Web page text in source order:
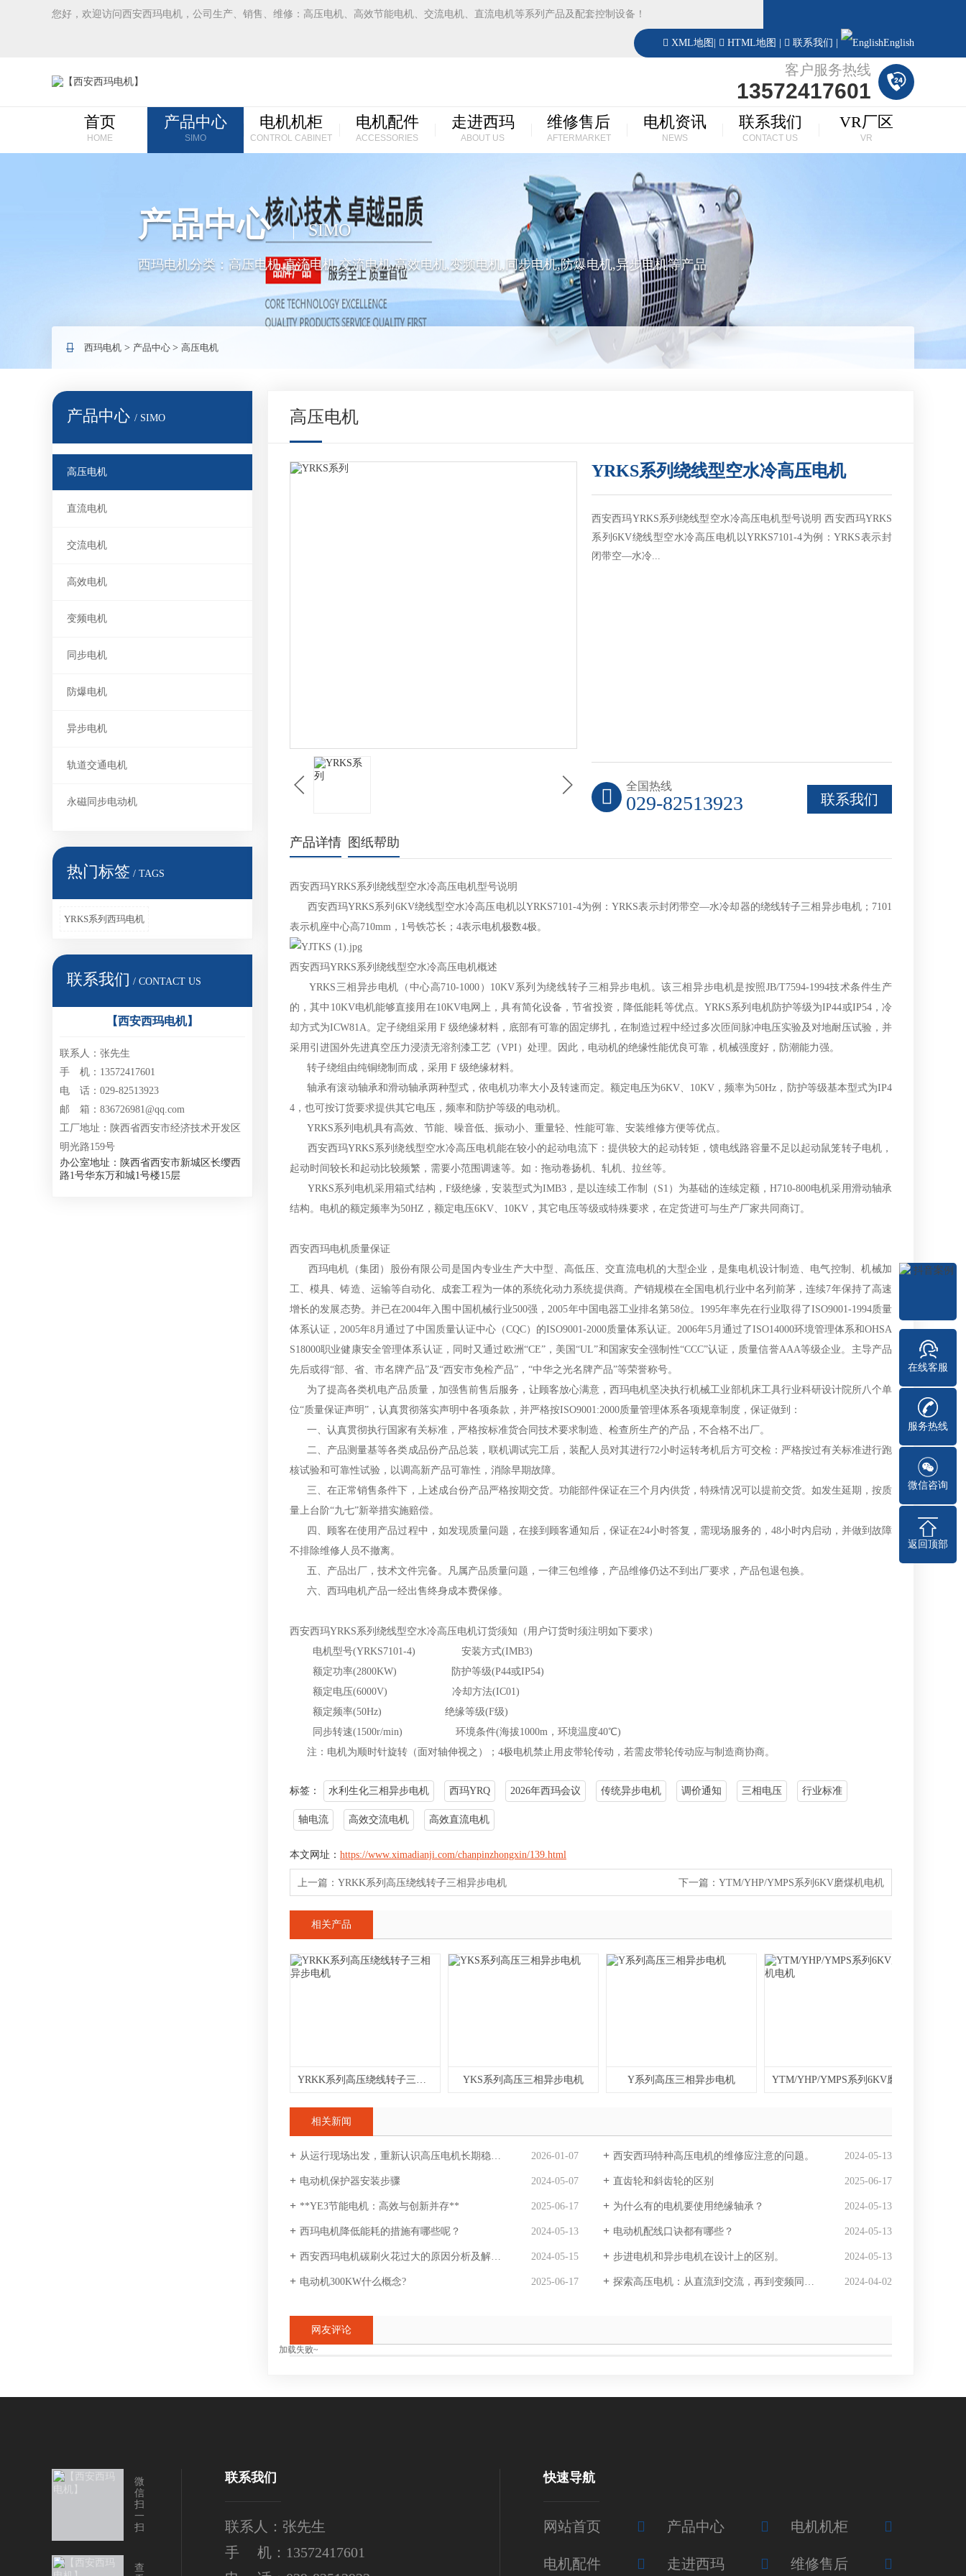
您好，欢迎访问西安西玛电机，公司生产、销售、维修：高压电机、高效节能电机、交流电机、直流电机等系列产品及配套控制设备！
XML地图 HTML地图 联系我们 English
客户服务热线
13572417601
首页
HOME
产品中心
SIMO
电机机柜
CONTROL CABINET
电机配件
ACCESSORIES
走进西玛
ABOUT US
维修售后
AFTERMARKET
电机资讯
NEWS
联系我们
CONTACT US
VR厂区
VR
产品中心 SIMO
西玛电机分类：高压电机,直流电机,交流电机,高效电机,变频电机,同步电机,防爆电机,异步电机等产品
西玛电机 > 产品中心 > 高压电机
产品中心 / SIMO
高压电机
直流电机
交流电机
高效电机
变频电机
同步电机
防爆电机
异步电机
轨道交通电机
永磁同步电动机
热门标签 / TAGS
YRKS系列西玛电机
联系我们 / CONTACT US
【西安西玛电机】
联系人：张先生
手 机：13572417601
电 话：029-82513923
邮 箱：836726981@qq.com
工厂地址：陕西省西安市经济技术开发区
明光路159号
办公室地址：陕西省西安市新城区长缨西
路1号华东万和城1号楼15层
高压电机
YRKS系列绕线型空水冷高压电机
西安西玛YRKS系列绕线型空水冷高压电机型号说明 西安西玛YRKS
系列6KV绕线型空水冷高压电机以YRKS7101-4为例：YRKS表示封
闭带空—水冷...
联系我们
全国热线
029-82513923
产品详情 图纸帮助
西安西玛YRKS系列绕线型空水冷高压电机型号说明
西安西玛YRKS系列6KV绕线型空水冷高压电机以YRKS7101-4为例：YRKS表示封闭带空—水冷却器的绕线转子三相异步电机；7101
表示机座中心高710mm，1号铁芯长；4表示电机极数4极。
西安西玛YRKS系列绕线型空水冷高压电机概述
YRKS三相异步电机（中心高710-1000）10KV系列为绕线转子三相异步电机。该三相异步电机是按照JB/T7594-1994技术条件生产
的，其中10KV电机能够直接用在10KV电网上，具有简化设备，节省投资，降低能耗等优点。YRKS系列电机防护等级为IP44或IP54，冷
却方式为ICW81A。定子绕组采用 F 级绝缘材料，底部有可靠的固定绑扎，在制造过程中经过多次匝间脉冲电压实验及对地耐压试验，并
采用引进国外先进真空压力浸渍无溶剂漆工艺（VPI）处理。因此，电动机的绝缘性能优良可靠，机械强度好，防潮能力强。
转子绕组由纯铜绕制而成，采用 F 级绝缘材料。
轴承有滚动轴承和滑动轴承两种型式，依电机功率大小及转速而定。额定电压为6KV、10KV，频率为50Hz，防护等级基本型式为IP4
4，也可按订货要求提供其它电压，频率和防护等级的电动机。
YRKS系列电机具有高效、节能、噪音低、振动小、重量轻、性能可靠、安装维修方便等优点。
西安西玛YRKS系列绕线型空水冷高压电机能在较小的起动电流下：提供较大的起动转矩，馈电线路容量不足以起动鼠笼转子电机，
起动时间较长和起动比较频繁，需要小范围调速等。如：拖动卷扬机、轧机、拉丝等。
YRKS系列电机采用箱式结构，F级绝缘，安装型式为IMB3，是以连续工作制（S1）为基础的连续定额，H710-800电机采用滑动轴承
结构。电机的额定频率为50HZ，额定电压6KV、10KV，其它电压等级或特殊要求，在定货进可与生产厂家共同商订。
西安西玛电机质量保证
西玛电机（集团）股份有限公司是国内专业生产大中型、高低压、交直流电机的大型企业，是集电机设计制造、电气控制、机械加
工、模具、铸造、运输等自动化、成套工程为一体的系统化动力系统提供商。产销规模在全国电机行业中名列前茅，连续7年保持了高速
增长的发展态势。并已在2004年入围中国机械行业500强，2005年中国电器工业排名第58位。1995年率先在行业取得了ISO9001-1994质量
体系认证，2005年8月通过了中国质量认证中心（CQC）的ISO9001-2000质量体系认证。2006年5月通过了ISO14000环境管理体系和OHSA
S18000职业健康安全管理体系认证，同时又通过欧洲“CE”，美国“UL”和国家安全强制性“CCC”认证，质量信誉AAA等级企业。主导产品
先后或得“部、省、市名牌产品”及“西安市免检产品”，“中华之光名牌产品”等荣誉称号。
为了提高各类机电产品质量，加强售前售后服务，让顾客放心满意，西玛电机坚决执行机械工业部机床工具行业科研设计院所八个单
位“质量保证声明”，认真贯彻落实声明中各项条款，并严格按ISO9001:2000质量管理体系各项规章制度，保证做到：
一、认真贯彻执行国家有关标准，严格按标准货合同技术要求制造、检查所生产的产品，不合格不出厂。
二、产品测量基等各类成品份产品总装，联机调试完工后，装配人员对其进行72小时运转考机后方可交检：严格按过有关标准进行跑
核试验和可靠性试验，以调高新产品可靠性，消除早期故障。
三、在正常销售条件下，上述成台份产品严格按期交货。功能部件保证在三个月内供货，特殊情况可以提前交货。如发生延期，按质
量上台阶“九七”新举措实施赔偿。
四、顾客在使用产品过程中，如发现质量问题，在接到顾客通知后，保证在24小时答复，需现场服务的，48小时内启动，并做到故障
不排除维修人员不撤离。
五、产品出厂，技术文件完备。凡属产品质量问题，一律三包维修，产品维修仍达不到出厂要求，产品包退包换。
六、西玛电机产品一经出售终身成本费保修。
西安西玛YRKS系列绕线型空水冷高压电机订货须知（用户订货时须注明如下要求）
电机型号(YRKS7101-4) 安装方式(IMB3)
额定功率(2800KW) 防护等级(P44或IP54)
额定电压(6000V) 冷却方法(IC01)
额定频率(50Hz) 绝缘等级(F级)
同步转速(1500r/min) 环境条件(海拔1000m，环境温度40℃)
注： 电机为顺时针旋转（面对轴伸视之）；4极电机禁止用皮带轮传动，若需皮带轮传动应与制造商协商。
标签： 水利生化三相异步电机 西玛YRQ 2026年西玛会议 传统异步电机 调价通知 三相电压 行业标准
轴电流 高效交流电机 高效直流电机
本文网址： https://www.ximadianji.com/chanpinzhongxin/139.html
上一篇： YRKK系列高压绕线转子三相异步电机 下一篇： YTM/YHP/YMPS系列6KV磨煤机电机
相关产品
YRKK系列高压绕线转子三相异步电机 YKS系列高压三相异步电机 Y系列高压三相异步电机
相关新闻
从运行现场出发，重新认识高压电机长期稳定运行的关键 2026-01-07 西安西玛特种高压电机的维修应注意的问题。 2024-05-13
电动机保护器安装步骤 2024-05-07 直齿轮和斜齿轮的区别 2025-06-17
**YE3节能电机：高效与创新并存** 2025-06-17 为什么有的电机要使用绝缘轴承？ 2024-05-13
西玛电机降低能耗的措施有哪些呢？ 2024-05-13 电动机配线口诀都有哪些？ 2024-05-13
西安西玛电机碳刷火花过大的原因分析及解决方法。 2024-05-15 步进电机和异步电机在设计上的区别。 2024-05-13
电动机300KW什么概念? 2025-06-17 探索高压电机：从直流到交流，再到变频同步电机 2024-04-02
网友评论
加载失败~
微
信
扫
一
扫
查
联系我们
联系人：张先生
手 机：13572417601
快速导航
网站首页 产品中心 电机机柜
电机配件 走进西玛 维修售后
在线客服
服务热线
微信咨询
返回顶部